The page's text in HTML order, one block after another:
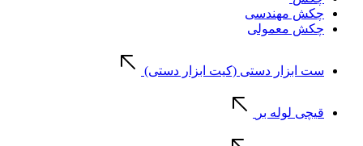
چکش مهندسی
چکش معمولی
ست ابزار دستی (کیت ابزار دستی)
قیچی لوله بر